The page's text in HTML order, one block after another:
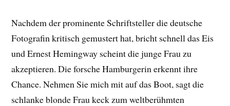
Nachdem der prominente Schriftsteller die deutsche
Fotografin kritisch gemustert hat, bricht schnell das Eis
und Ernest Hemingway scheint die junge Frau zu
akzeptieren. Die forsche Hamburgerin erkennt ihre
Chance. Nehmen Sie mich mit auf das Boot, sagt die
schlanke blonde Frau keck zum weltberühmten